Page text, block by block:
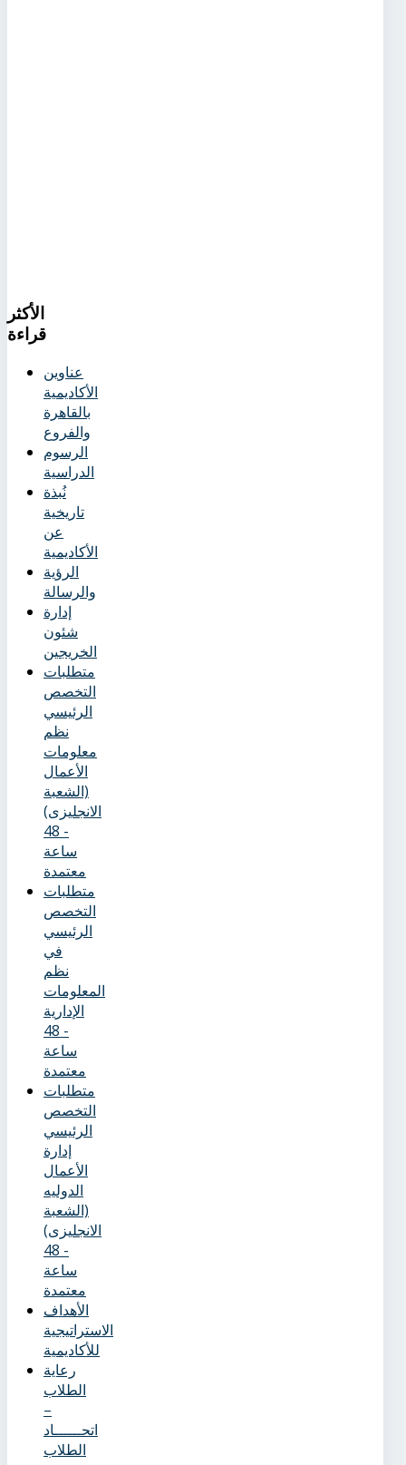
الأكثر
قراءة
عناوين
الأكاديمية
بالقاهرة
والفروع
الرسوم
الدراسية
نُبذة
تاريخية
عن
الأكاديمية
الرؤية
والرسالة
إدارة
شئون
الخريجين
متطلبات
التخصص
الرئيسي
نظم
معلومات
الأعمال
(الشعبة
الانجليزى)
- 48
ساعة
معتمدة
متطلبات
التخصص
الرئيسي
في
نظم
المعلومات
الإدارية
- 48
ساعة
معتمدة
متطلبات
التخصص
الرئيسي
إدارة
الأعمال
الدوليه
(الشعبة
الانجليزى)
- 48
ساعة
معتمدة
الأهداف
الاستراتيجية
للأكاديمية
رعاية
الطلاب
–
اتحــــــاد
الطلاب